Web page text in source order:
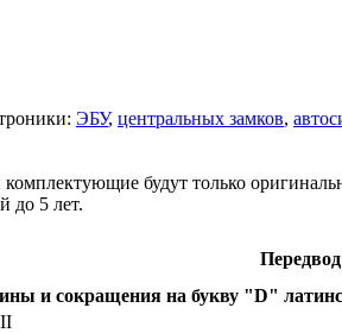
ЭБУ, центральных замков,
будут только
до 5 лет.
и сокращения на букву "D"